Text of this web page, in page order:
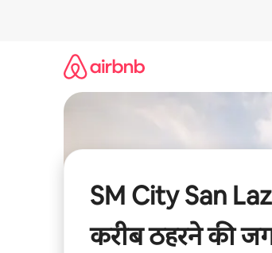
SM City San
करीब ठहरने की